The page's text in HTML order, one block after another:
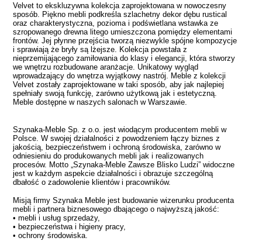
Velvet to ekskluzywna kolekcja zaprojektowana w nowoczesny
sposób. Piękno mebli podkreśla szlachetny dekor dębu rustical
oraz charakterystyczna, pozioma i podświetlana wstawka ze
szropowanego drewna litego umieszczona pomiędzy elementami
frontów. Jej płynne przejścia tworzą niezwykle spójne kompozycje
i sprawiają że bryły są lżejsze. Kolekcja powstała z
nieprzemijającego zamiłowania do klasy i elegancji, która stworzy
we wnętrzu rozbudowane aranżacje. Unikatowy wygląd
wprowadzający do wnętrza wyjątkowy nastrój. Meble z kolekcji
Velvet zostały zaprojektowane w taki sposób, aby jak najlepiej
spełniały swoją funkcję, zarówno użytkową jak i estetyczną.
Meble dostępne w naszych salonach w Warszawie.
Szynaka-Meble Sp. z o.o. jest wiodącym producentem mebli w
Polsce. W swojej działalności z powodzeniem łączy biznes z
jakością, bezpieczeństwem i ochroną środowiska, zarówno w
odniesieniu do produkowanych mebli jak i realizowanych
procesów. Motto „Szynaka-Meble Zawsze Blisko Ludzi” widoczne
jest w każdym aspekcie działalności i obrazuje szczególną
dbałość o zadowolenie klientów i pracowników.
Misją firmy Szynaka Meble jest budowanie wizerunku producenta
mebli i partnera biznesowego dbającego o najwyższą jakość:
• mebli i usług sprzedaży,
• bezpieczeństwa i higieny pracy,
• ochrony środowiska.